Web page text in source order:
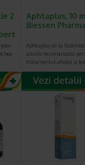
2
Aphtaplus, 10
Biessen Pharma
Aphtaplus de la Sodimed
solutie recomandata
tratamentul aftelor si